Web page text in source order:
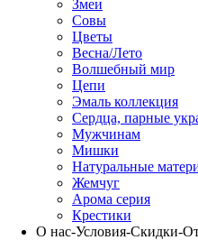
Змеи
Совы
Цветы
Весна/Лето
Волшебный мир
Цепи
Эмаль коллекция
Сердца, парные
Мужчинам
Мишки
Натуральные
Жемчуг
Арома серия
Крестики
О нас-Условия-Скидки-